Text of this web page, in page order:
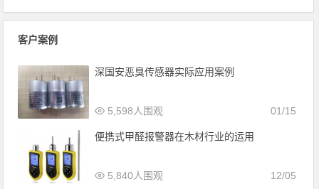
客户案例
深国安恶臭传感器实际应用案例
01/15
5,598人围观
便携式甲醛报警器在木材行业的运用
12/05
5,840人围观